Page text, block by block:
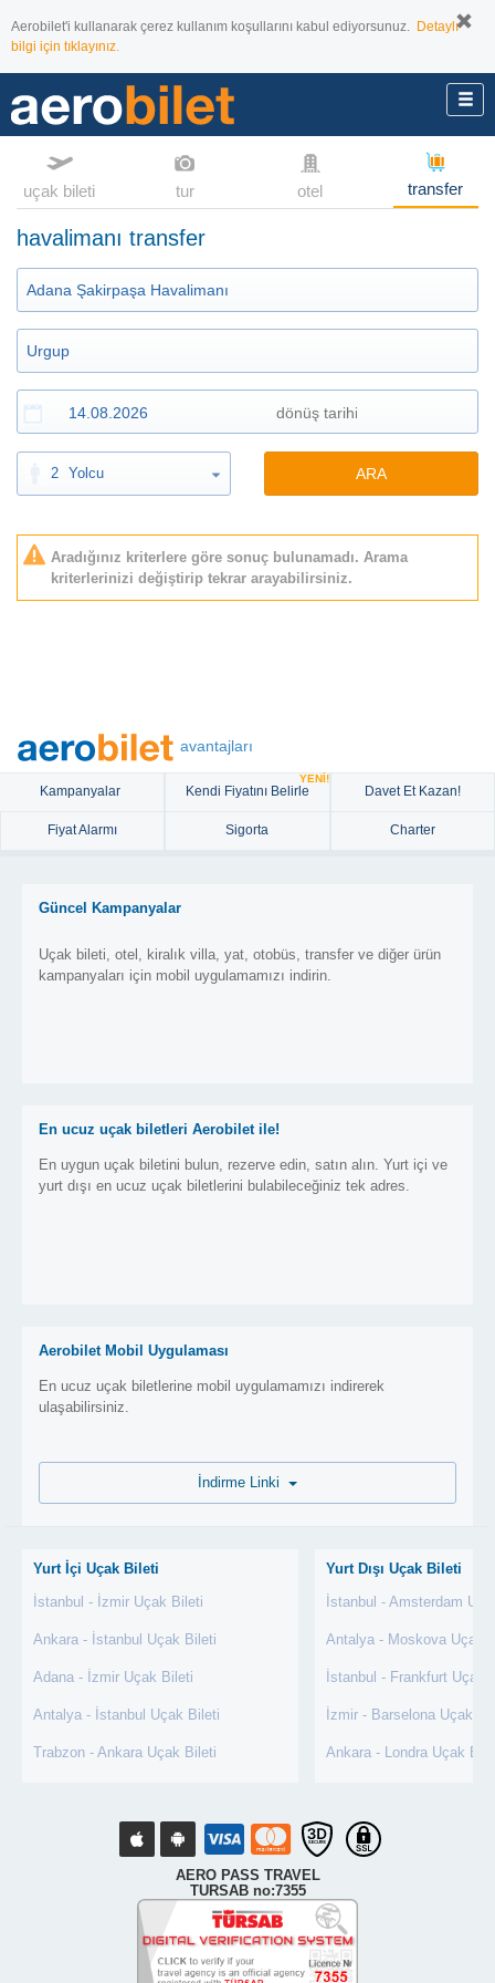
Aerobilet'i kullanarak çerez kullanım koşullarını kabul ediyorsunuz. Detaylı
bilgi için tıklayınız.
uçak bileti tur otel transfer
havalimanı transfer
2 Yolcu ARA
Aradığınız kriterlere göre sonuç bulunamadı. Arama
kriterlerinizi değiştirip tekrar arayabilirsiniz.
avantajları
Kampanyalar Kendi Fiyatını Belirle
YENİ!
Davet Et Kazan!
Fiyat Alarmı Sigorta Charter
Güncel Kampanyalar
Uçak bileti, otel, kiralık villa, yat, otobüs, transfer ve diğer ürün
kampanyaları için mobil uygulamamızı indirin.
En ucuz uçak biletleri Aerobilet ile!
En uygun uçak biletini bulun, rezerve edin, satın alın. Yurt içi ve
yurt dışı en ucuz uçak biletlerini bulabileceğiniz tek adres.
Aerobilet Mobil Uygulaması
En ucuz uçak biletlerine mobil uygulamamızı indirerek
ulaşabilirsiniz.
Yurt İçi Uçak Bileti
İstanbul - İzmir Uçak Bileti
Ankara - İstanbul Uçak Bileti
Adana - İzmir Uçak Bileti
Antalya - İstanbul Uçak Bileti
Trabzon - Ankara Uçak Bileti
Yurt Dışı Uçak Bileti
İstanbul - Amsterdam
Antalya - Moskova Uçak
İstanbul - Frankfurt Uçak
İzmir - Barselona Uçak
Ankara - Londra Uçak
AERO PASS TRAVEL
TURSAB no:7355